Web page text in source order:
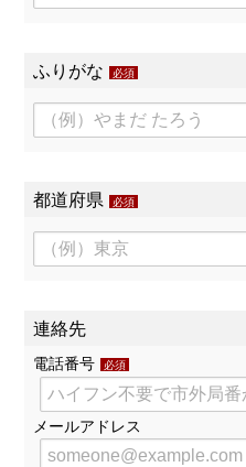
ふりがな 必須
都道府県 必須
連絡先
電話番号 必須
メールアドレス